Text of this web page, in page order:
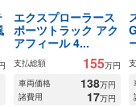
エクスプローラース
ポーツトラック アク
アフィール 4...
支払総額 155万円
車両価格
138万円
諸費用
17万円